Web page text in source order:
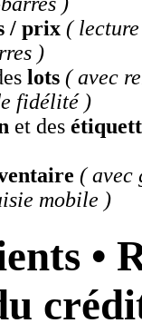
/ prix (
)
lots ( avec
fidélité )
et des
( avec
mobile )
•